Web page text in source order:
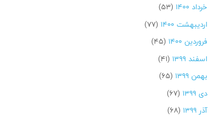
خرداد ۱۴۰۰
(۵۳)
اردیبهشت ۱۴۰۰
(۷۷)
فروردین ۱۴۰۰
(۴۵)
اسفند ۱۳۹۹
(۴۱)
بهمن ۱۳۹۹
(۶۵)
دی ۱۳۹۹
(۶۷)
آذر ۱۳۹۹
(۶۸)